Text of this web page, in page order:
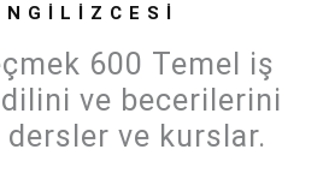
600 Temel iş
ve becerilerini
dersler ve kurslar.